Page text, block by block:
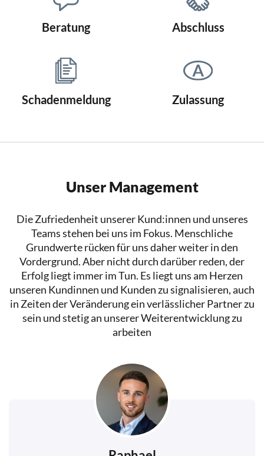
Beratung Abschluss
Schadenmeldung Zulassung
Unser Management
Die Zufriedenheit unserer Kund:innen und unseres
Teams stehen bei uns im Fokus. Menschliche
Grundwerte rücken für uns daher weiter in den
Vordergrund. Aber nicht durch darüber reden, der
Erfolg liegt immer im Tun. Es liegt uns am Herzen
unseren Kundinnen und Kunden zu signalisieren, auch
in Zeiten der Veränderung ein verlässlicher Partner zu
sein und stetig an unserer Weiterentwicklung zu
arbeiten